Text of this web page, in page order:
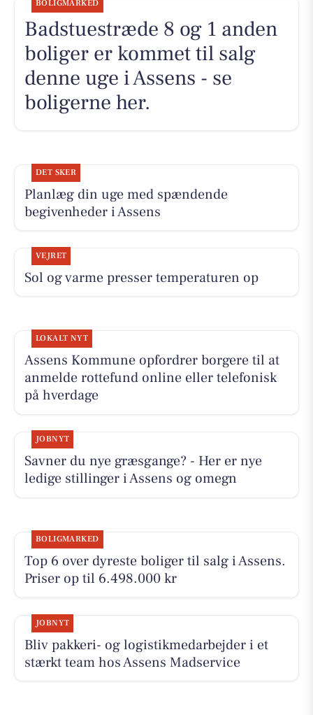
BOLIGMARKED
Badstuestræde 8 og 1 anden
boliger er kommet til salg
denne uge i Assens - se
boligerne her.
DET SKER
Planlæg din uge med spændende
begivenheder i Assens
VEJRET
Sol og varme presser temperaturen op
LOKALT NYT
Assens Kommune opfordrer borgere til at
anmelde rottefund online eller telefonisk
på hverdage
JOBNYT
Savner du nye græsgange? - Her er nye
ledige stillinger i Assens og omegn
BOLIGMARKED
Top 6 over dyreste boliger til salg i Assens.
Priser op til 6.498.000 kr
JOBNYT
Bliv pakkeri- og logistikmedarbejder i et
stærkt team hos Assens Madservice